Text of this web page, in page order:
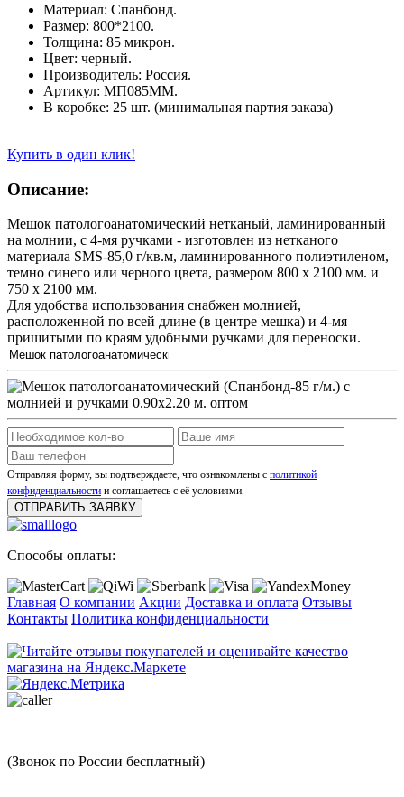
Материал: Спанбонд.
Размер: 800*2100.
Толщина: 85 микрон.
Цвет: черный.
Производитель: Россия.
Артикул: МП085ММ.
В коробке: 25 шт. (минимальная партия заказа)
Купить в один клик!
Описание:
Мешок патологоанатомический нетканый, ламинированный
на молнии, с 4-мя ручками - изготовлен из нетканого
материала SMS-85,0 г/кв.м, ламинированного полиэтиленом,
темно синего или черного цвета, размером 800 х 2100 мм. и
750 х 2100 мм.
Для удобства использования снабжен молнией,
расположенной по всей длине (в центре мешка) и 4-мя
пришитыми по краям удобными ручками для переноски.
Отправляя форму, вы подтверждаете, что ознакомлены с политикой
конфиденциальности и соглашаетесь с её условиями.
ОТПРАВИТЬ ЗАЯВКУ
Способы оплаты:
Главная О компании Акции Доставка и оплата Отзывы
Контакты Политика конфиденциальности
(Звонок по России бесплатный)